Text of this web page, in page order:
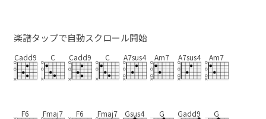
楽譜タップで自動スクロール開始
Cadd9 C Cadd9 C A7sus4 Am7 A7sus4 Am7
F6 Fmaj7 F6 Fmaj7 Gsus4 G Gadd9 G